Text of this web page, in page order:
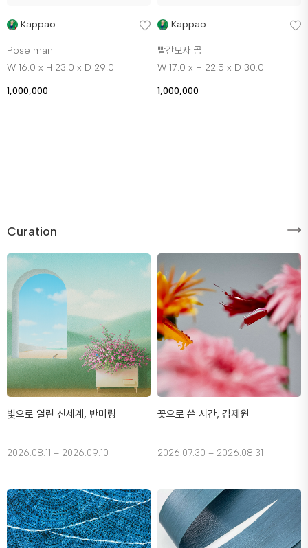
Kappao
Pose man
W 16.0 x H 23.0 x D 29.0
1,000,000
Kappao
빨간모자 곰
W 17.0 x H 22.5 x D 30.0
1,000,000
Curation
빛으로 열린 신세계, 반미령
2026.08.11 – 2026.09.10
꽃으로 쓴 시간, 김제원
2026.07.30 – 2026.08.31